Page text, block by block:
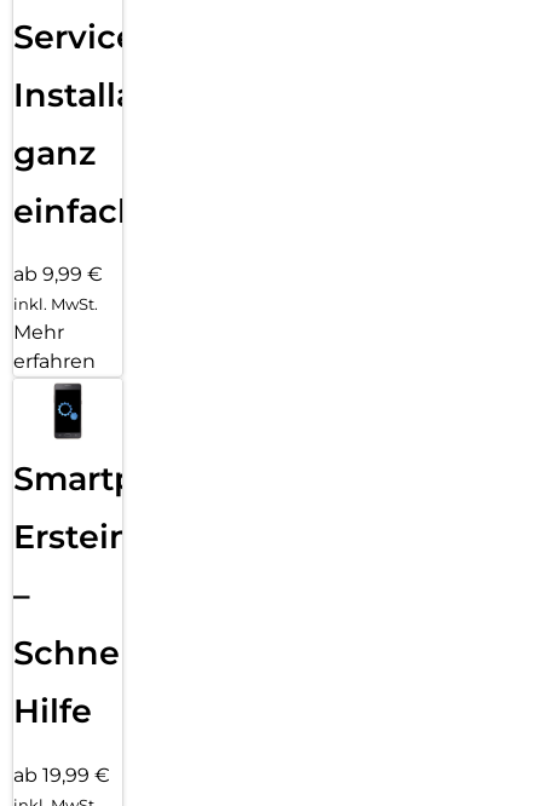
Services
Installation
ganz
einfach
ab 9,99 €
inkl. MwSt.
Mehr
erfahren
Smartphone
Ersteinrichtung
–
Schnelle
Hilfe
ab 19,99 €